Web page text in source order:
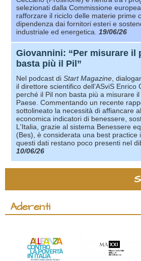
selezionati dalla Commissione
rafforzare il riciclo delle materie prime
dipendenza dai fornitori esteri e
industriale ed energetica. 19/06/26
Giovannini: “Per misurare il
basta più il Pil”
Nel podcast di Start Magazine,
il direttore scientifico dell’ASviS Enrico
perché il Pil non basta più a misurare
Paese. Commentando un recente
sottolineato la necessità di affiancare
economica indicatori di benessere,
L'Italia, grazie al sistema Benessere
(Bes), è considerata una best practice
questi dati restano poco presenti nel
10/06/26
Aderenti